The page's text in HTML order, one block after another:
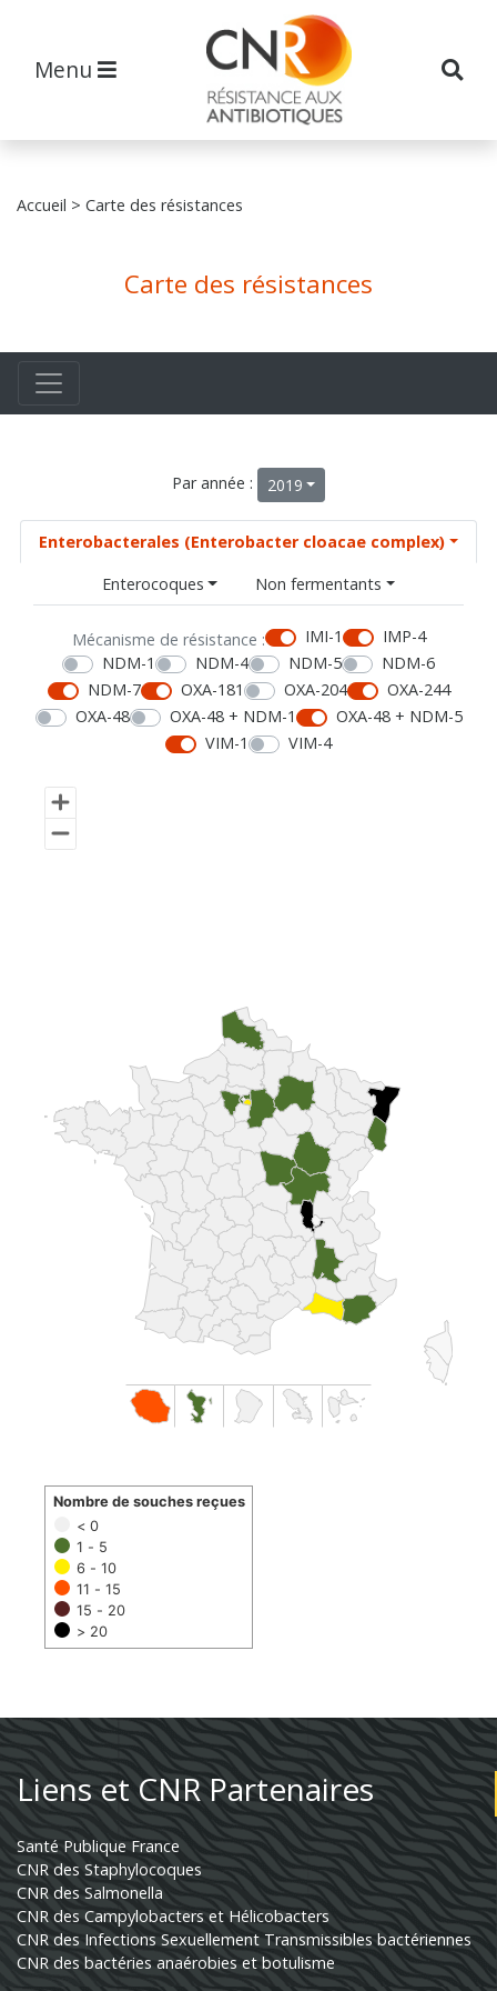
Menu
Accueil > Carte des résistances
Carte des résistances
Par année : 2019
Enterobacterales (Enterobacter cloacae complex)
Enterocoques
Non fermentants
Mécanisme de résistance : IMI-1
IMP-4
NDM-1
NDM-4 NDM-5
NDM-6
NDM-7
OXA-181 OXA-204
OXA-244
OXA-48
OXA-48 + NDM-1
OXA-48 + NDM-5
VIM-1
VIM-4
< 0
1 - 5
6 - 10
11 - 15
15 - 20
> 20
Nombre de souches reçues
Liens et CNR Partenaires
Santé Publique France
CNR des Staphylocoques
CNR des Salmonella
CNR des Campylobacters et Hélicobacters
CNR des Infections Sexuellement Transmissibles bactériennes
CNR des bactéries anaérobies et botulisme